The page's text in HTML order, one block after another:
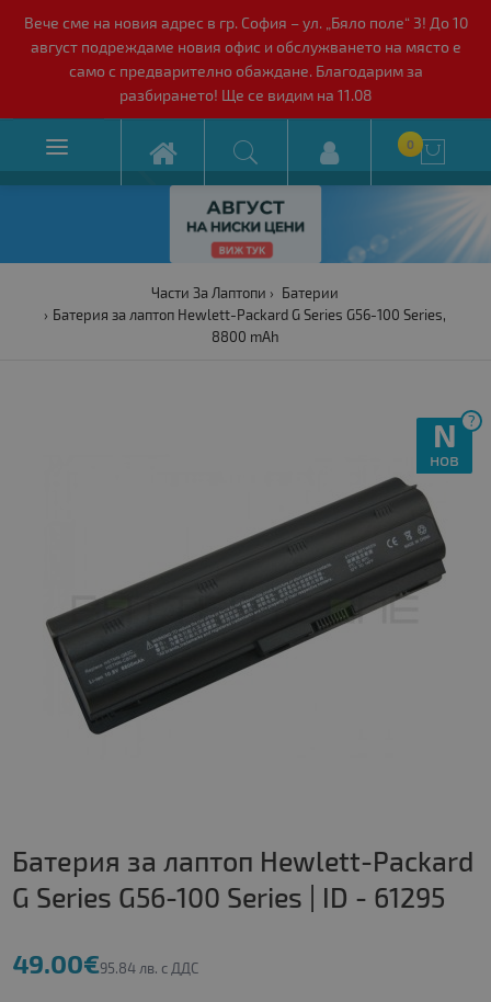
Вече сме на новия адрес в гр. София – ул. „Бяло поле“ 3! До 10
август подреждаме новия офис и обслужването на място е
само с предварително обаждане. Благодарим за
разбирането! Ще се видим на 11.08
 0 
Части За Лаптопи
Батерии
Батерия за лаптоп Hewlett-Packard G Series G56-100 Series,
8800 mAh
?
N
нов
Батерия за лаптоп Hewlett-Packard
G Series G56-100 Series | ID - 61295
49.00€95.84 лв. с ДДС